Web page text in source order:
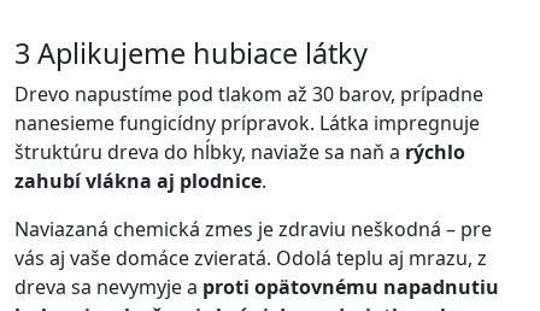
3 Aplikujeme hubiace látky
Drevo napustíme pod tlakom až 30 barov, prípadne
nanesieme fungicídny prípravok. Látka impregnuje
štruktúru dreva do hĺbky, naviaže sa naň a rýchlo
zahubí vlákna aj plodnice.
Naviazaná chemická zmes je zdraviu neškodná – pre
vás aj vaše domáce zvieratá. Odolá teplu aj mrazu, z
dreva sa nevymyje a proti opätovnému napadnutiu